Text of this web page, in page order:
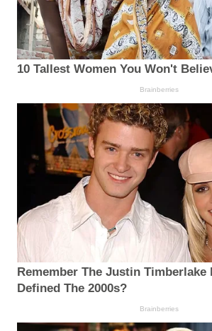
10 Tallest Women You Won't
Brainberries
Remember The Justin Timberlake
Defined The 2000s?
Brainberries